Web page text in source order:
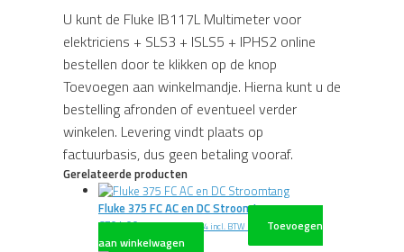
U kunt de Fluke IB117L Multimeter voor
elektriciens + SLS3 + ISLS5 + IPHS2 online
bestellen door te klikken op de knop
Toevoegen aan winkelmandje. Hierna kunt u de
bestelling afronden of eventueel verder
winkelen. Levering vindt plaats op
factuurbasis, dus geen betaling vooraf.
Gerelateerde producten
Fluke 375 FC AC en DC Stroomtang
€704,00 excl. BTW€851,84 incl. BTW
Toevoegen
aan winkelwagen